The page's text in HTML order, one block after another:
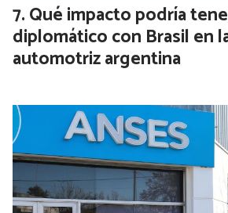
Qué impacto podría
diplomático con Brasil en
automotriz argentina